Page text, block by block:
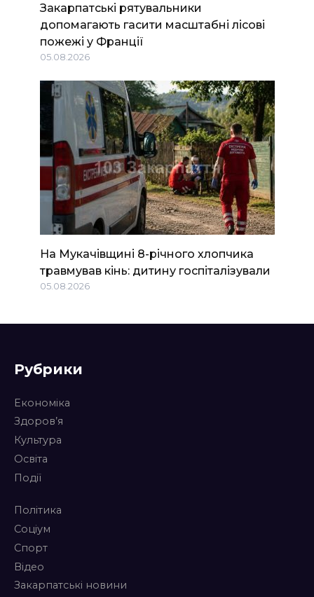
Закарпатські рятувальники
допомагають гасити масштабні лісові
пожежі у Франції
05.08.2026
На Мукачівщині 8-річного хлопчика
травмував кінь: дитину госпіталізували
05.08.2026
Рубрики
Економіка
Здоров’я
Культура
Освіта
Події
Політика
Соціум
Спорт
Відео
Закарпатські новини